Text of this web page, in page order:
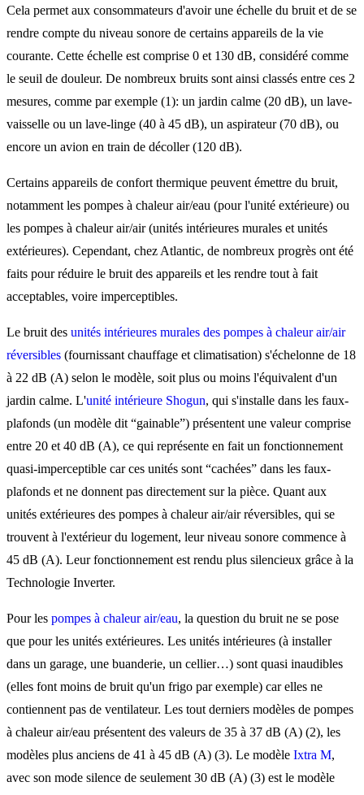
Cela permet aux consommateurs d'avoir une échelle du bruit et de se
rendre compte du niveau sonore de certains appareils de la vie
courante. Cette échelle est comprise 0 et 130 dB, considéré comme
le seuil de douleur. De nombreux bruits sont ainsi classés entre ces 2
mesures, comme par exemple (1): un jardin calme (20 dB), un lave-
vaisselle ou un lave-linge (40 à 45 dB), un aspirateur (70 dB), ou
encore un avion en train de décoller (120 dB).
Certains appareils de confort thermique peuvent émettre du bruit,
notamment les pompes à chaleur air/eau (pour l'unité extérieure) ou
les pompes à chaleur air/air (unités intérieures murales et unités
extérieures). Cependant, chez Atlantic, de nombreux progrès ont été
faits pour réduire le bruit des appareils et les rendre tout à fait
acceptables, voire imperceptibles.
Le bruit des unités intérieures murales des pompes à chaleur air/air
réversibles (fournissant chauffage et climatisation) s'échelonne de 18
à 22 dB (A) selon le modèle, soit plus ou moins l'équivalent d'un
jardin calme. L'unité intérieure Shogun, qui s'installe dans les faux-
plafonds (un modèle dit “gainable”) présentent une valeur comprise
entre 20 et 40 dB (A), ce qui représente en fait un fonctionnement
quasi-imperceptible car ces unités sont “cachées” dans les faux-
plafonds et ne donnent pas directement sur la pièce. Quant aux
unités extérieures des pompes à chaleur air/air réversibles, qui se
trouvent à l'extérieur du logement, leur niveau sonore commence à
45 dB (A). Leur fonctionnement est rendu plus silencieux grâce à la
Technologie Inverter.
Pour les pompes à chaleur air/eau, la question du bruit ne se pose
que pour les unités extérieures. Les unités intérieures (à installer
dans un garage, une buanderie, un cellier…) sont quasi inaudibles
(elles font moins de bruit qu'un frigo par exemple) car elles ne
contiennent pas de ventilateur. Les tout derniers modèles de pompes
à chaleur air/eau présentent des valeurs de 35 à 37 dB (A) (2), les
modèles plus anciens de 41 à 45 dB (A) (3). Le modèle Ixtra M,
avec son mode silence de seulement 30 dB (A) (3) est le modèle